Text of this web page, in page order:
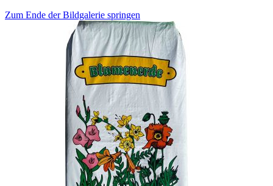
Zum Ende der Bildgalerie springen